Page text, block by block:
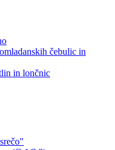
čebulic in
in lončnic